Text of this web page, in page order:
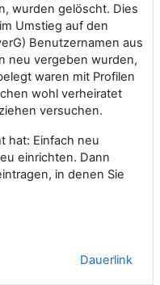
wurden gelöscht. Dies
Umstieg auf den
Benutzernamen aus
neu vergeben wurden,
waren mit Profilen
wohl verheiratet
versuchen.
hat: Einfach neu
einrichten. Dann
in denen Sie
Dauerlink